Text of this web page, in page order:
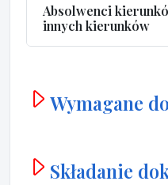
Absolwenci
innych kierunków
Wymagane
Składanie